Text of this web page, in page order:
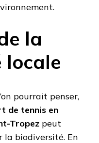
la
locale
pourrait penser,
de tennis en
Tropez peut
la biodiversité. En